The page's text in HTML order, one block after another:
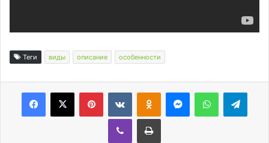
Теги виды описание особенности